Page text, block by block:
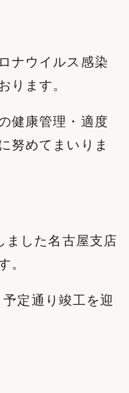
ナウイルス感染
ります。
健康管理・適度
努めてまいりま
ました名古屋支店
。
定通り竣工を迎